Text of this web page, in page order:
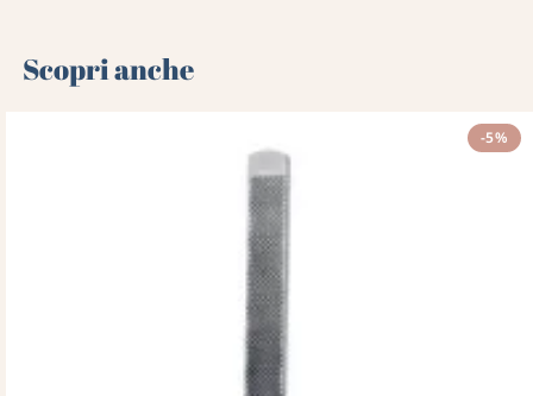
Scopri anche 🌻
-5%